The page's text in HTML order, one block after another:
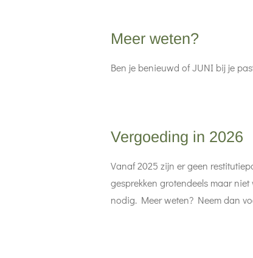
Meer weten?
Ben je benieuwd of JUNI bij je
Vergoeding in 2026
Vanaf 2025 zijn er geen
gesprekken grotendeels maar
nodig. Meer weten? Neem dan